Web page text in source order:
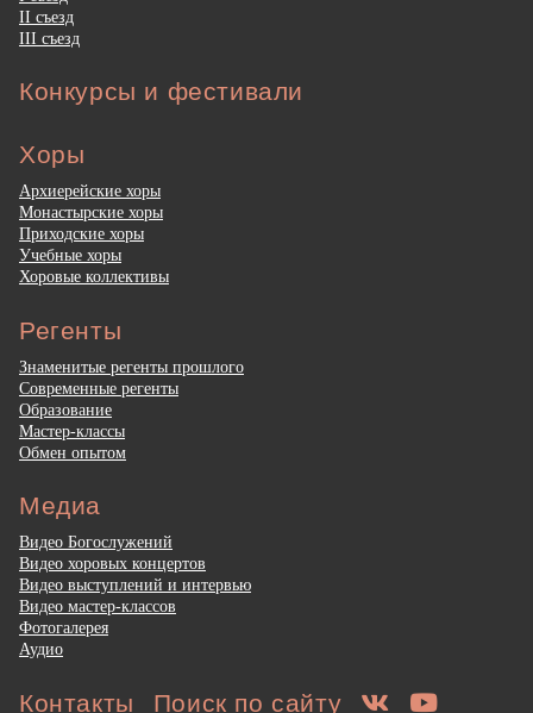
II съезд
III съезд
Конкурсы и фестивали
Хоры
Архиерейские хоры
Монастырские хоры
Приходские хоры
Учебные хоры
Хоровые коллективы
Регенты
Знаменитые регенты прошлого
Современные регенты
Образование
Мастер-классы
Обмен опытом
Медиа
Видео Богослужений
Видео хоровых концертов
Видео выступлений и интервью
Видео мастер-классов
Фотогалерея
Аудио
Контакты Поиск по сайту